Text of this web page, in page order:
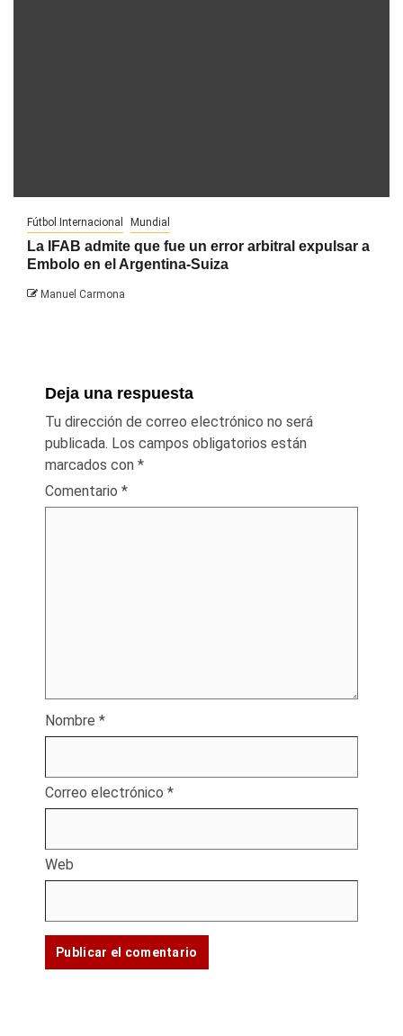
Fútbol Internacional Mundial
La IFAB admite que fue un error arbitral expulsar a
Embolo en el Argentina-Suiza
Manuel Carmona
Deja una respuesta
Tu dirección de correo electrónico no será
publicada. Los campos obligatorios están
marcados con *
Comentario *
Nombre *
Correo electrónico *
Web